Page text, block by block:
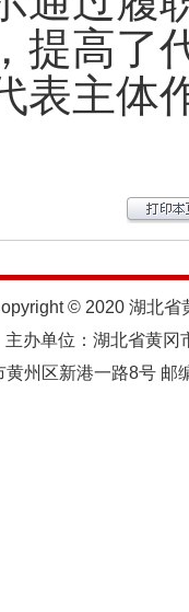
提高了
表主体
© 2020 湖北省
主办单位：湖北省黄
黄州区新港一路8号